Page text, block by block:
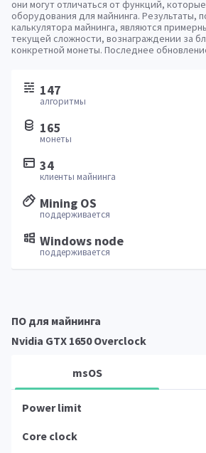
147
алгоритмы
165
монеты
34
клиенты майнинга
Mining OS
поддерживается
Windows node
поддерживается
ПО для майнинга
Nvidia GTX 1650 Overclock
msOS
Power limit
Core clock
они могут отличаться от функций,
оборудования для майнинга. Результаты,
калькулятора майнинга, являются
текущей сложности, вознаграждении за
конкретной монеты. Последнее